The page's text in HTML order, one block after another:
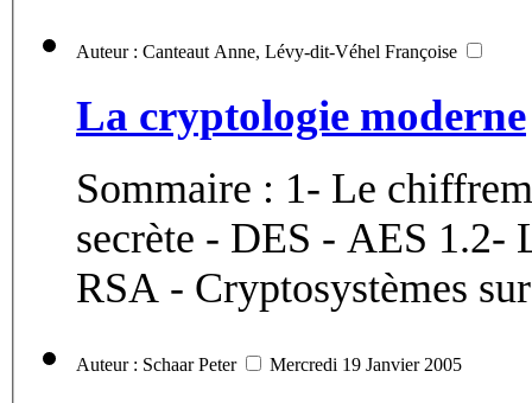
Auteur : Canteaut Anne, Lévy-dit-Véhel Françoise
La cryptologie moderne
Sommaire : 1- Le
secrète - DES - AES 1.2- Le chiffrement à clef publique -
RSA - Cryptosystèmes
Auteur : Schaar Peter Mercredi 19 Janvier 2005